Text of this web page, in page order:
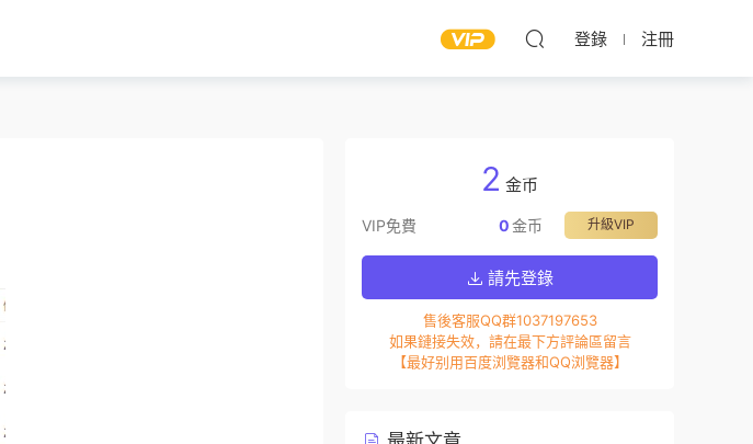
登錄 注冊
2 金币
VIP免費 升級VIP
0金币
請先登錄
售後客服QQ群1037197653
如果鏈接失效，請在最下方評論區留言
【最好别用百度浏覽器和QQ浏覽器】